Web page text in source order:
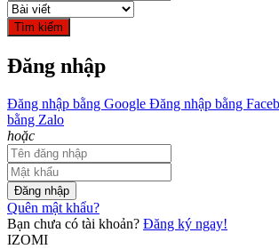
Tìm kiếm
Đăng nhập
Đăng nhập bằng Google Đăng nhập bằng
bằng Zalo
hoặc
Đăng nhập
Quên mật khẩu?
Bạn chưa có tài khoản? Đăng ký ngay!
IZOMI